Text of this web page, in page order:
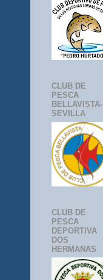
CLUB DE
PESCA
BELLAVISTA-
SEVILLA
CLUB DE
PESCA
DEPORTIVA
DOS
HERMANAS